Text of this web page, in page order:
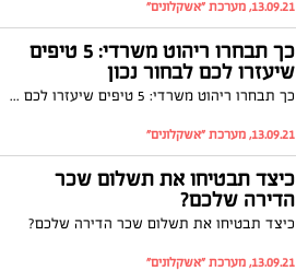
13.09.21, מערכת "אשקלונים"
כך תבחרו ריהוט משרדי: 5 טיפים
שיעזרו לכם לבחור נכון
כך תבחרו ריהוט משרדי: 5 טיפים שיעזרו לכם לבחור נכון
13.09.21, מערכת "אשקלונים"
כיצד תבטיחו את תשלום שכר
הדירה שלכם?
כיצד תבטיחו את תשלום שכר הדירה שלכם?
13.09.21, מערכת "אשקלונים"